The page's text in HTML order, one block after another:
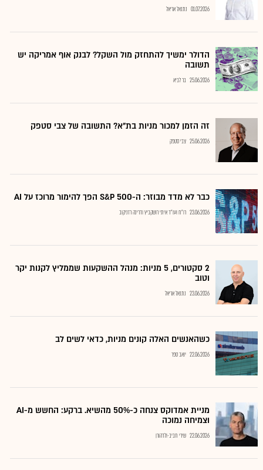
01.07.2026 נתנאל אריאל
הדולר ימשיך להתחזק מול השקל? לבנק אוף אמריקה יש
תשובה
25.06.2026 בר לביא
זה הזמן למכור מניות בת"א? התשובה של צבי סטפק
25.06.2026 צבי סטפק
כבר לא מדד מבוזר: ה-S&P 500 הפך להימור מרוכז על AI
23.06.2026 רו"ח ועו"ד איתי רושקביץ ודרינה רזניקוב
2 סקטורים, 5 מניות: מנהל ההשקעות שממליץ לקנות יקר
וטוב
23.06.2026 נתנאל אריאל
כשהאנשים האלה קונים מניות, כדאי לשים לב
22.06.2026 יואב ספר
מניית אמדוקס צנחה כ-50% מהשיא. ברקע: החשש מ-AI
וצמיחה נמוכה
22.06.2026 שירי חביב-ולדהורן